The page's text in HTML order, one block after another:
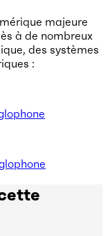
majeure
à de nombreux
des systèmes
: